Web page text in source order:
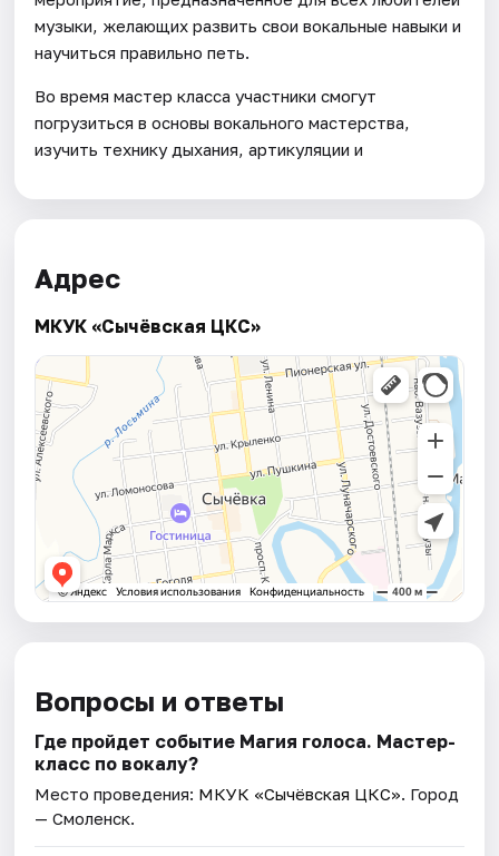
музыки, желающих развить свои вокальные навыки и
научиться правильно петь.
Во время мастер класса участники смогут
погрузиться в основы вокального мастерства,
изучить технику дыхания, артикуляции и
Адрес
МКУК «Сычёвская ЦКС»
Вопросы и ответы
Где пройдет событие Магия голоса. Мастер-
класс по вокалу?
Место проведения: МКУК «Сычёвская ЦКС». Город
— Смоленск.